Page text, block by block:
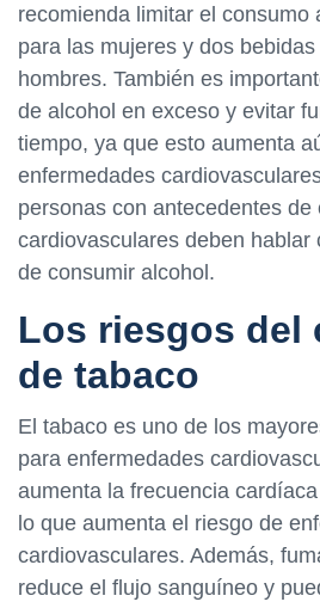
recomienda limitar el consumo
para las mujeres y dos
hombres. También es
de alcohol en exceso y evitar
tiempo, ya que esto aumenta
enfermedades
personas con antecedentes de
cardiovasculares deben hablar
de consumir alcohol.
Los riesgos del
de tabaco
El tabaco es uno de los
para enfermedades
aumenta la frecuencia
lo que aumenta el riesgo de
cardiovasculares. Además,
reduce el flujo sanguíneo y